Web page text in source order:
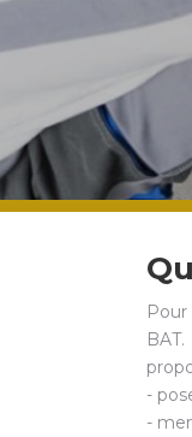
-
-